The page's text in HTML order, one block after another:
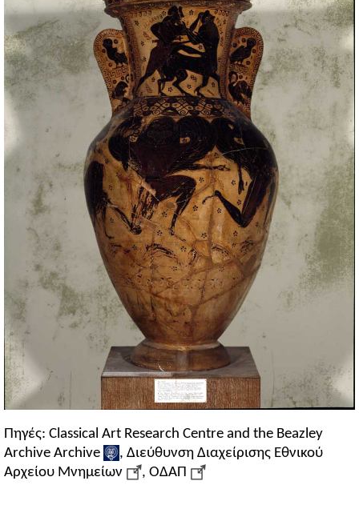
Πηγές: Classical Art Research Centre and the Beazley
Archive Archive
, Διεύθυνση Διαχείρισης Εθνικού
Αρχείου Μνημείων
, ΟΔΑΠ